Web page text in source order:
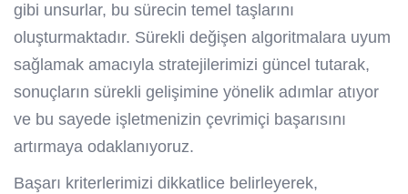
gibi unsurlar, bu sürecin temel taşlarını
oluşturmaktadır. Sürekli değişen algoritmalara uyum
sağlamak amacıyla stratejilerimizi güncel tutarak,
sonuçların sürekli gelişimine yönelik adımlar atıyor
ve bu sayede işletmenizin çevrimiçi başarısını
artırmaya odaklanıyoruz.
Başarı kriterlerimizi dikkatlice belirleyerek,